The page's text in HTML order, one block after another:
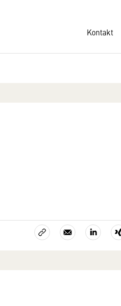
Kontakt